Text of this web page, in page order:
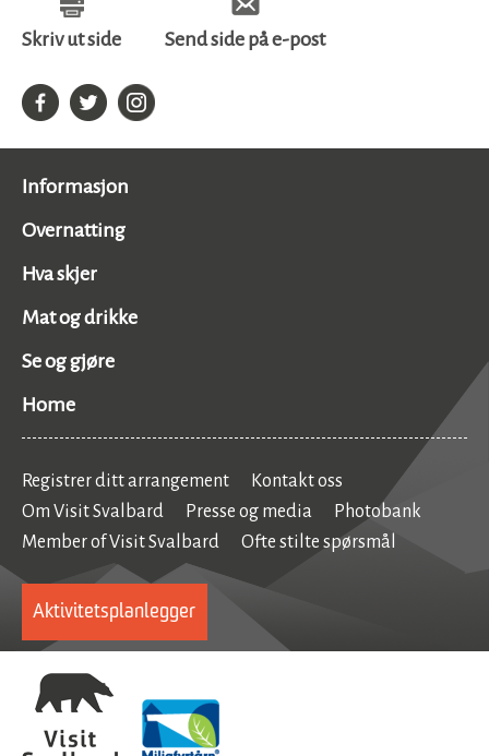
Skriv ut side Send side på e-post
Informasjon
Overnatting
Hva skjer
Mat og drikke
Se og gjøre
Home
Registrer ditt arrangement
Kontakt oss
Om Visit Svalbard
Presse og media
Photobank
Member of Visit Svalbard
Ofte stilte spørsmål
Aktivitetsplanlegger